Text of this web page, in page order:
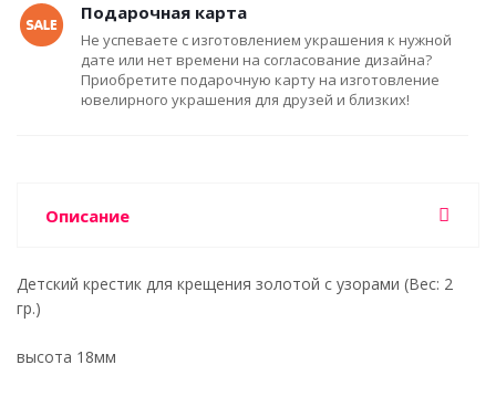
Подарочная карта
Не успеваете с изготовлением украшения к нужной
дате или нет времени на согласование дизайна?
Приобретите подарочную карту на изготовление
ювелирного украшения для друзей и близких!
Описание
Детский крестик для крещения золотой с узорами (Вес: 2
гр.)
высота 18мм